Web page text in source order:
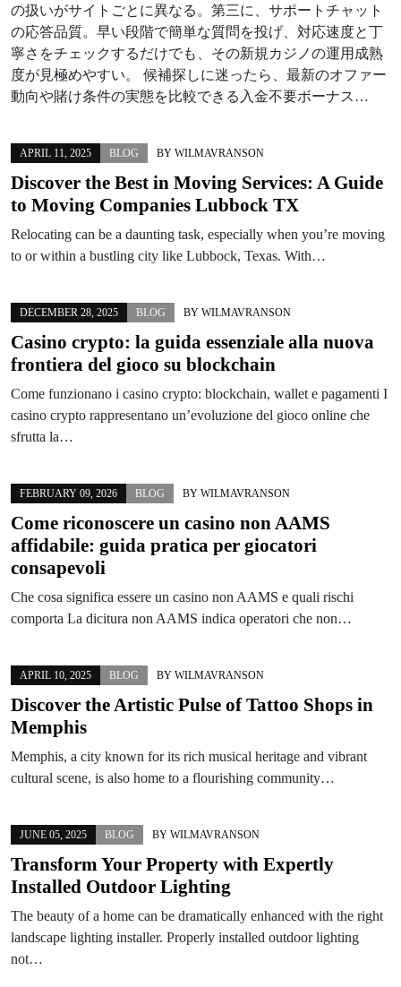
の扱いがサイトごとに異なる。第三に、サポートチャット
の応答品質。早い段階で簡単な質問を投げ、対応速度と丁
寧さをチェックするだけでも、その新規カジノの運用成熟
度が見極めやすい。 候補探しに迷ったら、最新のオファー
動向や賭け条件の実態を比較できる入金不要ボーナス…
APRIL 11, 2025 BLOG BY WILMAVRANSON
Discover the Best in Moving Services: A Guide
to Moving Companies Lubbock TX
Relocating can be a daunting task, especially when you’re moving
to or within a bustling city like Lubbock, Texas. With…
DECEMBER 28, 2025 BLOG BY WILMAVRANSON
Casino crypto: la guida essenziale alla nuova
frontiera del gioco su blockchain
Come funzionano i casino crypto: blockchain, wallet e pagamenti I
casino crypto rappresentano un’evoluzione del gioco online che
sfrutta la…
FEBRUARY 09, 2026 BLOG BY WILMAVRANSON
Come riconoscere un casino non AAMS
affidabile: guida pratica per giocatori
consapevoli
Che cosa significa essere un casino non AAMS e quali rischi
comporta La dicitura non AAMS indica operatori che non…
APRIL 10, 2025 BLOG BY WILMAVRANSON
Discover the Artistic Pulse of Tattoo Shops in
Memphis
Memphis, a city known for its rich musical heritage and vibrant
cultural scene, is also home to a flourishing community…
JUNE 05, 2025 BLOG BY WILMAVRANSON
Transform Your Property with Expertly
Installed Outdoor Lighting
The beauty of a home can be dramatically enhanced with the right
landscape lighting installer. Properly installed outdoor lighting
not…